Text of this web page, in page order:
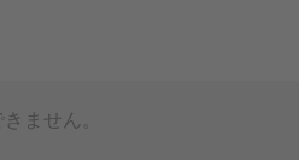
ません。